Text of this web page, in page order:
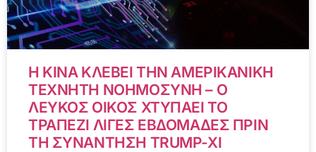
Η ΚΙΝΑ ΚΛΕΒΕΙ ΤΗΝ ΑΜΕΡΙΚΑΝΙΚΗ
ΤΕΧΝΗΤΗ ΝΟΗΜΟΣΥΝΗ – Ο
ΛΕΥΚΟΣ ΟΙΚΟΣ ΧΤΥΠΑΕΙ ΤΟ
ΤΡΑΠΕΖΙ ΛΙΓΕΣ ΕΒΔΟΜΑΔΕΣ ΠΡΙΝ
ΤΗ ΣΥΝΑΝΤΗΣΗ TRUMP-XI